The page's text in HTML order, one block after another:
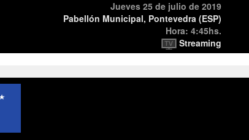
Jueves 25 de julio de 2019
Pabellón Municipal, Pontevedra (ESP)
Hora: 4:45hs.
Streaming